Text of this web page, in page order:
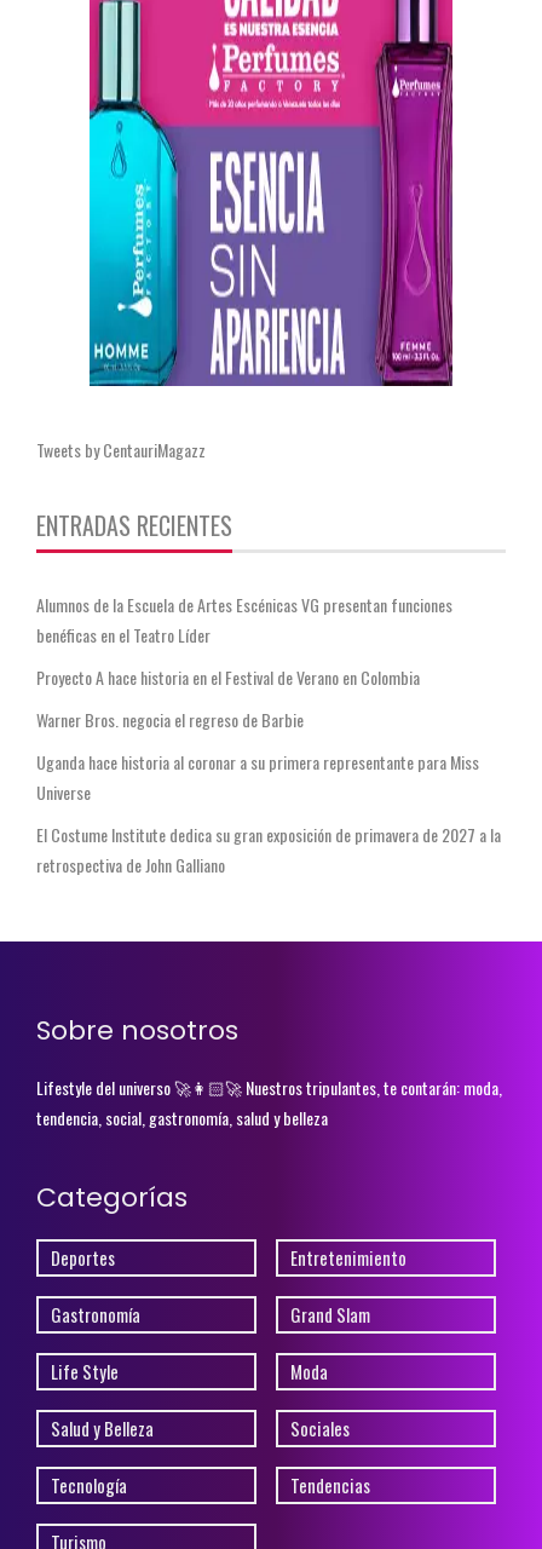
Tweets by CentauriMagazz
ENTRADAS RECIENTES
Alumnos de la Escuela de Artes Escénicas VG presentan funciones
benéficas en el Teatro Líder
Proyecto A hace historia en el Festival de Verano en Colombia
Warner Bros. negocia el regreso de Barbie
Uganda hace historia al coronar a su primera representante para Miss
Universe
El Costume Institute dedica su gran exposición de primavera de 2027 a la
retrospectiva de John Galliano
Sobre nosotros
Lifestyle del universo 🚀👩🏻‍🚀 Nuestros tripulantes, te contarán: moda,
tendencia, social, gastronomía, salud y belleza
Categorías
Deportes Entretenimiento
Gastronomía Grand Slam
Life Style Moda
Salud y Belleza Sociales
Tecnología Tendencias
Turismo